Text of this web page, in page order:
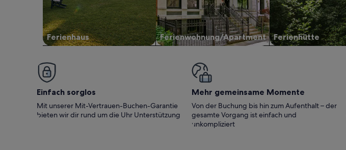
Ferienhaus Ferienwohnung/Apartment Ferienhütte
Einfach sorglos
Mit unserer Mit-Vertrauen-Buchen-Garantie
bieten wir dir rund um die Uhr Unterstützung
Mehr gemeinsame Momente
Von der Buchung bis hin zum Aufenthalt – der
gesamte Vorgang ist einfach und
unkompliziert